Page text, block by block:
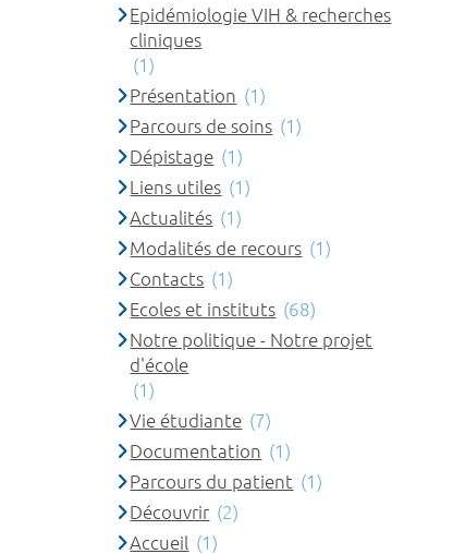
Epidémiologie VIH & recherches
cliniques
(1)
Présentation (1)
Parcours de soins (1)
Dépistage (1)
Liens utiles (1)
Actualités (1)
Modalités de recours (1)
Contacts (1)
Ecoles et instituts (68)
Notre politique - Notre projet
d'école
(1)
Vie étudiante (7)
Documentation (1)
Parcours du patient (1)
Découvrir (2)
Accueil (1)